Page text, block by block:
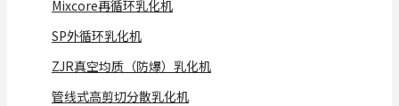
Mixcore再循环乳化机
SP外循环乳化机
ZJR真空均质（防爆）乳化机
管线式高剪切分散乳化机